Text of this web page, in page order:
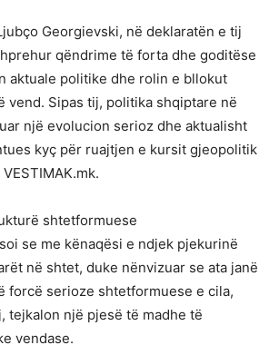
Georgievski, në deklaratën e tij
qëndrime të forta dhe goditëse
aktuale politike dhe rolin e bllokut
vend. Sipas tij, politika shqiptare në
një evolucion serioz dhe aktualisht
kyç për ruajtjen e kursit gjeopolitik
shtetformuese
se me kënaqësi e ndjek pjekurinë
në shtet, duke nënvizuar se ata janë
forcë serioze shtetformuese e cila,
tejkalon një pjesë të madhe të
vendase.